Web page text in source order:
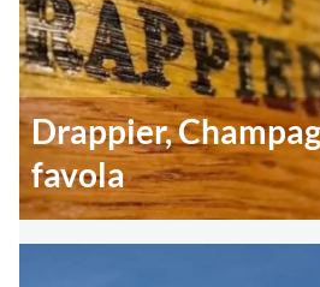
Drappier,
favola